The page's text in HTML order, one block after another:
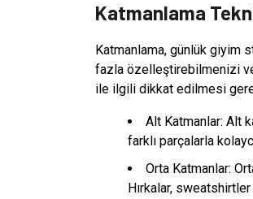
Katmanlama
Katmanlama, günlük giyim
fazla özelleştirebilmenizi
ile ilgili dikkat edilmesi
Alt Katmanlar: Alt
farklı parçalarla
Orta Katmanlar:
Hırkalar,